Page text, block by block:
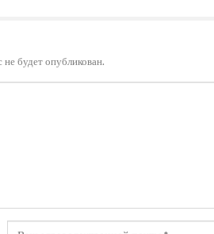
будет опубликован.